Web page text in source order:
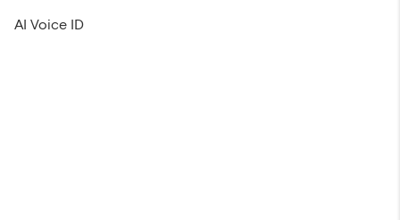
AI Voice ID